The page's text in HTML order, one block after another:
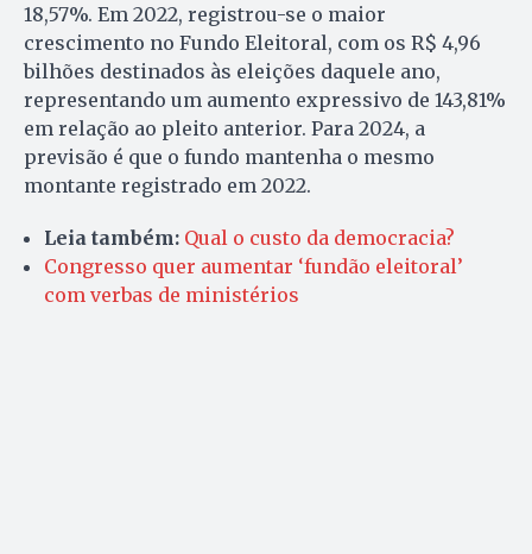
18,57%. Em 2022, registrou-se o maior
crescimento no Fundo Eleitoral, com os R$ 4,96
bilhões destinados às eleições daquele ano,
representando um aumento expressivo de 143,81%
em relação ao pleito anterior. Para 2024, a
previsão é que o fundo mantenha o mesmo
montante registrado em 2022.
Leia também: Qual o custo da democracia?
Congresso quer aumentar ‘fundão eleitoral’
com verbas de ministérios